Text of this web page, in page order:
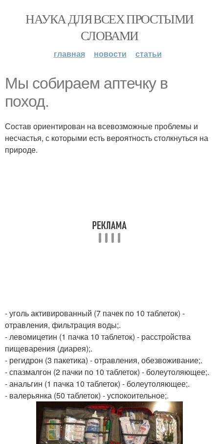
НАУКА ДЛЯ ВСЕХ ПРОСТЫМИ
СЛОВАМИ
главная новости статьи
Мы собираем аптечку в
поход.
Состав ориентирован на всевозможные проблемы и
несчастья, с которыми есть вероятность столкнуться на
природе.
- уголь активированный (7 пачек по 10 таблеток) -
отравления, фильтрация воды;.
- левомицетин (1 пачка 10 таблеток) - расстройства
пищеварения (диарея);.
- регидрон (3 пакетика) - отравления, обезвоживание;.
- спазмалгон (2 пачки по 10 таблеток) - болеутоляющее;.
- анальгин (1 пачка 10 таблеток) - болеутоляющее;.
- валерьянка (50 таблеток) - успокоительное;.